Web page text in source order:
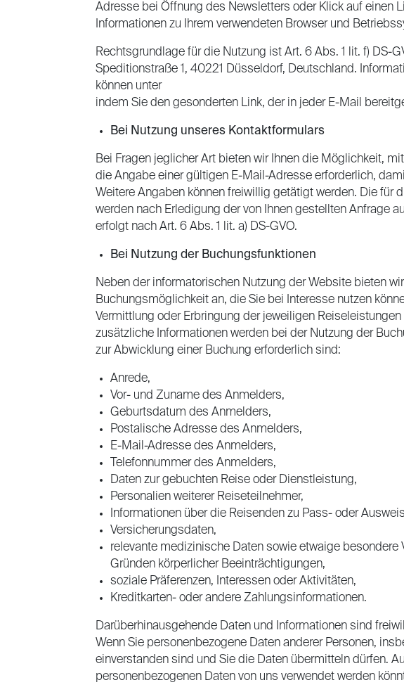
Adresse bei Öffnung des Newsletters oder Klick auf einen
Informationen zu Ihrem verwendeten Browser und
Rechtsgrundlage für die Nutzung ist Art. 6 Abs. 1 lit. f) DS-
Speditionstraße 1, 40221 Düsseldorf, Deutschland.
können unter
indem Sie den gesonderten Link, der in jeder E-Mail
Bei Nutzung unseres Kontaktformulars
Bei Fragen jeglicher Art bieten wir Ihnen die Möglichkeit,
die Angabe einer gültigen E-Mail-Adresse erforderlich,
Weitere Angaben können freiwillig getätigt werden. Die für
werden nach Erledigung der von Ihnen gestellten Anfrage
erfolgt nach Art. 6 Abs. 1 lit. a) DS-GVO.
Bei Nutzung der Buchungsfunktionen
Neben der informatorischen Nutzung der Website bieten
Buchungsmöglichkeit an, die Sie bei Interesse nutzen
Vermittlung oder Erbringung der jeweiligen
zusätzliche Informationen werden bei der Nutzung der
zur Abwicklung einer Buchung erforderlich sind:
Anrede,
Vor- und Zuname des Anmelders,
Geburtsdatum des Anmelders,
Postalische Adresse des Anmelders,
E-Mail-Adresse des Anmelders,
Telefonnummer des Anmelders,
Daten zur gebuchten Reise oder Dienstleistung,
Personalien weiterer Reiseteilnehmer,
Informationen über die Reisenden zu Pass- oder
Versicherungsdaten,
relevante medizinische Daten sowie etwaige
Gründen körperlicher Beeinträchtigungen,
soziale Präferenzen, Interessen oder Aktivitäten,
Kreditkarten- oder andere Zahlungsinformationen.
Darüberhinausgehende Daten und Informationen sind
Wenn Sie personenbezogene Daten anderer Personen,
einverstanden sind und Sie die Daten übermitteln dürfen.
personenbezogenen Daten von uns verwendet werden